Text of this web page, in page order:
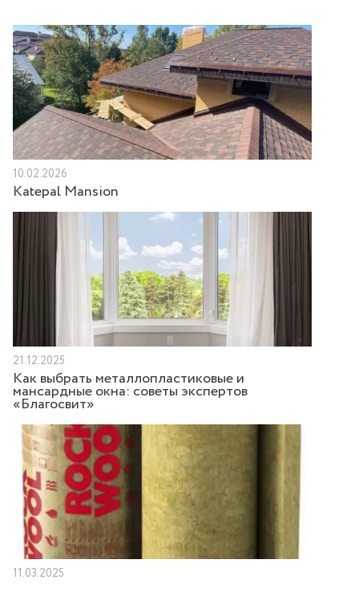
10.02.2026
Katepal Mansion
21.12.2025
Как выбрать металлопластиковые и
мансардные окна: советы экспертов
«Благосвит»
11.03.2025